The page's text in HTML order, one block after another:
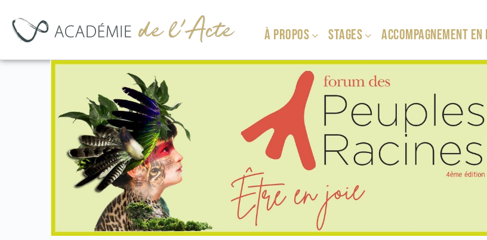
À PROPOS STAGES ACCOMPAGNEMENT EN